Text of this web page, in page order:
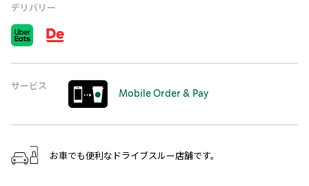
デリバリー
サービス
Mobile Order & Pay
お車でも便利なドライブスルー店舗です。